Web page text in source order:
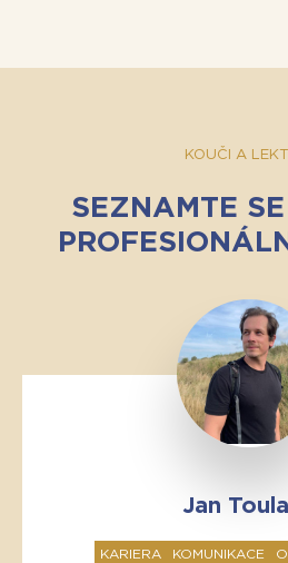
KOUČI A
SEZNAMTE
Jan
KARIERA KOMUNIKACE